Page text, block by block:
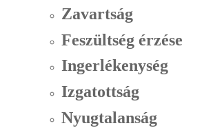
Zavartság
Feszültség érzése
Ingerlékenység
Izgatottság
Nyugtalanság